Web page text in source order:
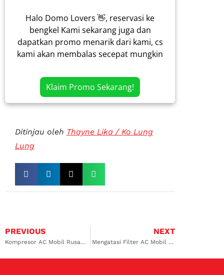
Halo Domo Lovers 👋, reservasi ke
bengkel Kami sekarang juga dan
dapatkan promo menarik dari kami, cs
kami akan membalas secepat mungkin
Klaim Promo Sekarang!
Ditinjau oleh Thayne Lika / Ko Lung
Lung
PREVIOUS
Kompresor AC Mobil Rusak, Inilah Penyebabnya!
NEXT
Mengatasi Filter AC Mobil Tersumbat Dan Penyebabnya